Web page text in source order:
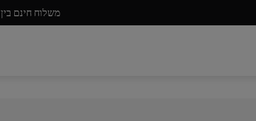
משלוח חינם בין 5-10 ימי עסקים * בכפוף לתנאים